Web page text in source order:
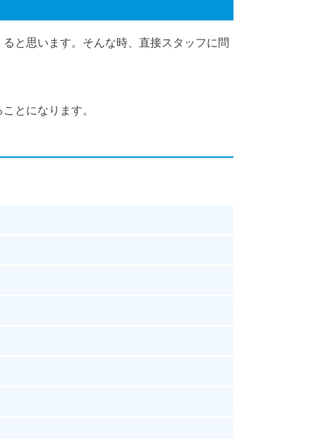
と思います。そんな時、直接スタッフに問
とになります。